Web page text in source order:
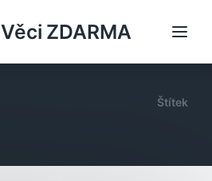
Věci ZDARMA
Štítek